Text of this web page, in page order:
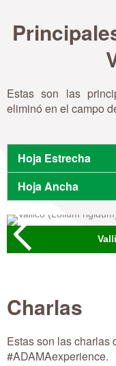
Estas son las
eliminó en el campo
Hoja Estrecha
Hoja Ancha
Charlas
Estas son las charlas
#ADAMAexperience.